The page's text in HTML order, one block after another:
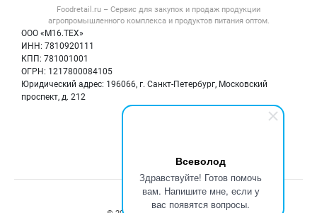
Всеволод
Здравствуйте! Готов помочь
вам. Напишите мне, если у
вас появятся вопросы.
Foodretail.ru – Сервис для закупок и продаж продукции
агропромышленного комплекса и продуктов питания оптом.
ООО «М16.ТЕХ»
ИНН: 7810920111
КПП: 781001001
ОГРН: 1217800084105
Юридический адрес: 196066, г. Санкт-Петербург, Московский
проспект, д. 212
Политика обработки персональных данных
Вакансии
Оборудование для пищепрома
Информация о компаниях
Карта объявлений
Счетчики, авторское право, логотипы